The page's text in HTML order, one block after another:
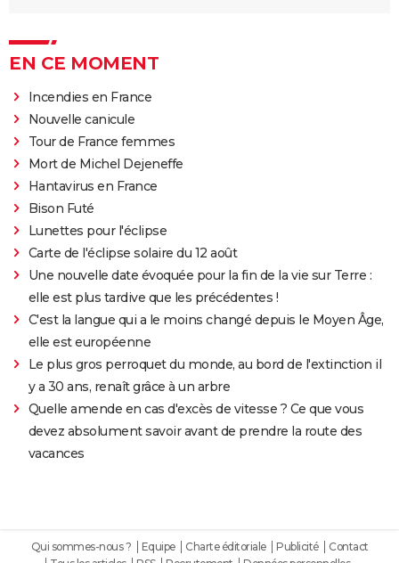
EN CE MOMENT
Incendies en France
Nouvelle canicule
Tour de France femmes
Mort de Michel Dejeneffe
Hantavirus en France
Bison Futé
Lunettes pour l'éclipse
Carte de l'éclipse solaire du 12 août
Une nouvelle date évoquée pour la fin de la vie sur Terre :
elle est plus tardive que les précédentes !
C'est la langue qui a le moins changé depuis le Moyen Âge,
elle est européenne
Le plus gros perroquet du monde, au bord de l'extinction il
y a 30 ans, renaît grâce à un arbre
Quelle amende en cas d'excès de vitesse ? Ce que vous
devez absolument savoir avant de prendre la route des
vacances
Qui sommes-nous ? Equipe Charte éditoriale Publicité
Contact